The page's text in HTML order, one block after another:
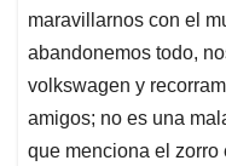
maravillarnos con el
abandonemos todo,
volkswagen y
amigos; no es una
que menciona el zorro